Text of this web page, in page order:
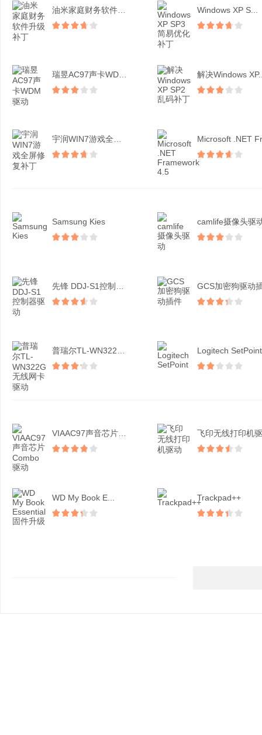
Windows XP S...
解决Windows
Samsung Kies camlife摄像头驱
GCS加密狗驱动
Logitech SetPoint
飞印无线打印机
WD My Book E... Trackpad++